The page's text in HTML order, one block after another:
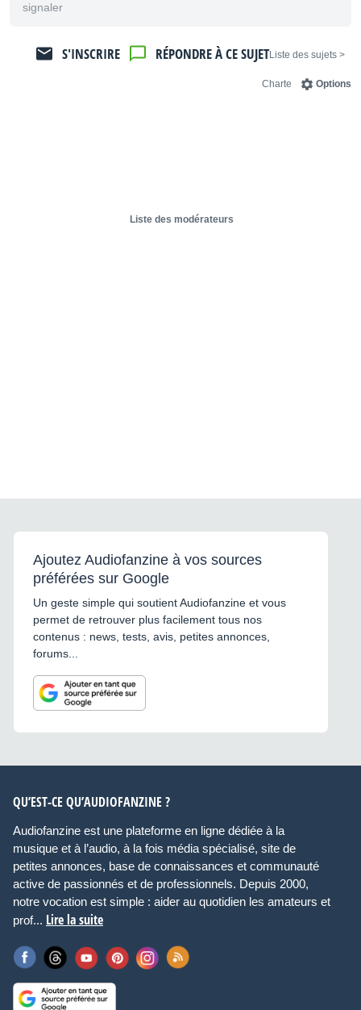
signaler
< Liste des sujets
RÉPONDRE À CE SUJET
S'INSCRIRE
Options
Charte
Liste des modérateurs
Ajoutez Audiofanzine à vos sources
préférées sur Google
Un geste simple qui soutient Audiofanzine et vous
permet de retrouver plus facilement tous nos
contenus : news, tests, avis, petites annonces,
forums...
QU’EST-CE QU’AUDIOFANZINE ?
Audiofanzine est une plateforme en ligne dédiée à la
musique et à l’audio, à la fois média spécialisé, site de
petites annonces, base de connaissances et communauté
active de passionnés et de professionnels. Depuis 2000,
notre vocation est simple : aider au quotidien les amateurs et
prof... Lire la suite